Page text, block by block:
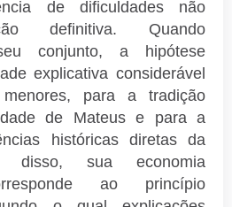
de dificuldades não
definitiva. Quando
conjunto, a hipótese
explicativa considerável
para a tradição
de Mateus e para a
históricas diretas da
sua economia
ao princípio